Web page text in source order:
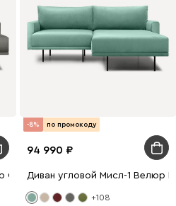
Серый
-8% по промокоду
94 990
Диван угловой Мисл-1 Велюр
+108